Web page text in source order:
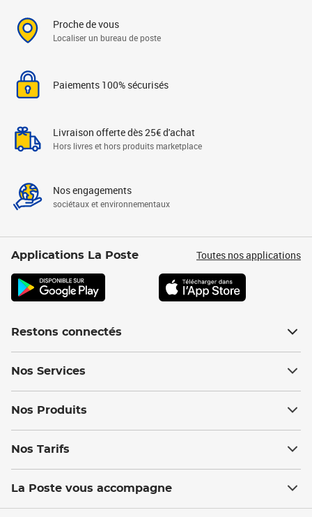
Proche de vous
Localiser un bureau de poste
Paiements 100% sécurisés
Livraison offerte dès 25€ d'achat
Hors livres et hors produits marketplace
Nos engagements
sociétaux et environnementaux
Applications La Poste Toutes nos applications
Restons connectés
Nos Services
Nos Produits
Nos Tarifs
La Poste vous accompagne